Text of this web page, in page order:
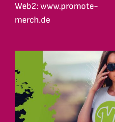
Web2: www.promote-
merch.de